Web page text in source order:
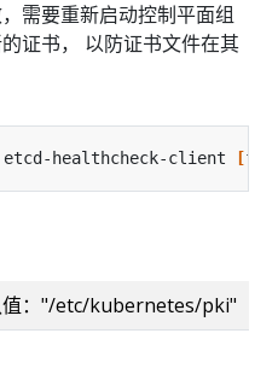
需要重新启动控制平面组
证书， 以防证书文件在其
etcd-healthcheck-client [
："/etc/kubernetes/pki"